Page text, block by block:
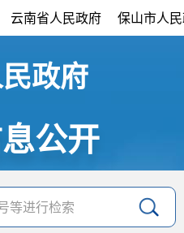
云南省人民政府 保山市人
政府
公开